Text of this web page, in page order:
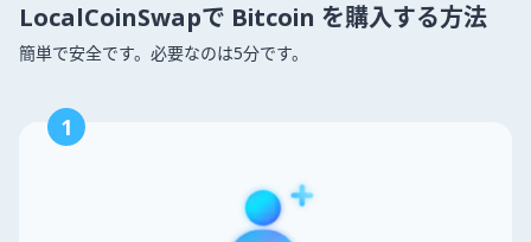
LocalCoinSwapで Bitcoin を購入する方法
簡単で安全です。必要なのは5分です。
1